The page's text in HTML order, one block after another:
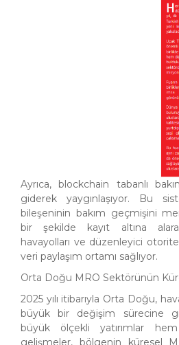
Ayrıca, blockchain tabanlı
giderek yaygınlaşıyor. Bu
bileşeninin bakım geçmişini
bir şekilde kayıt altına
havayolları ve düzenleyici
veri paylaşım ortamı sağlıyor.
Orta Doğu MRO Sektörünün
2025 yılı itibarıyla Orta Doğu,
büyük bir değişim sürecine
büyük ölçekli yatırımlar
gelişmeler, bölgenin küresel